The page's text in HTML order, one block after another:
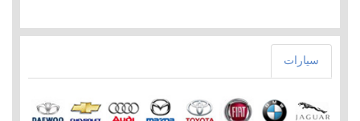
سيارات